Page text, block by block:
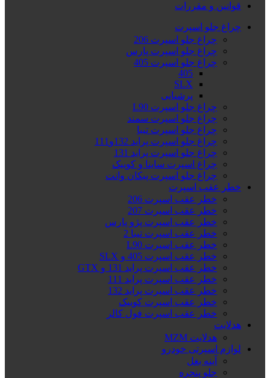
قوانین و مقررات
چراغ جلو اسپرت
چراغ جلو اسپرت 206
چراغ جلو اسپرت پارس
چراغ جلو اسپرت 405
405
SLX
پرشیایی
چراغ جلو اسپرت L90
چراغ جلو اسپرت سمند
چراغ جلو اسپرت تیبا
چراغ جلو اسپرت پراید 132و111
چراغ جلو اسپرت پراید 131
چراغ اسپرت ساینا و کوییک
چراغ جلو اسپرت پیکان وانت
خطر عقب اسپرت
خطر عقب اسپرت 206
خطر عقب اسپرت 207
خطر عقب اسپرت پژو پارس
خطر عقب اسپرت تیبا 2
خطر عقب اسپرت L90
خطر عقب اسپرت 405 و SLX
خطر عقب اسپرت پراید 131 و GTX
خطر عقب اسپرت پراید 111
خطر عقب اسپرت پراید 132
خطر عقب اسپرت کوییک
خطر عقب اسپرت فول کالر
هدلایت
هدلایت MZM
لوازم اسپرتی خودرو
آینه بغل
جلو پنجره